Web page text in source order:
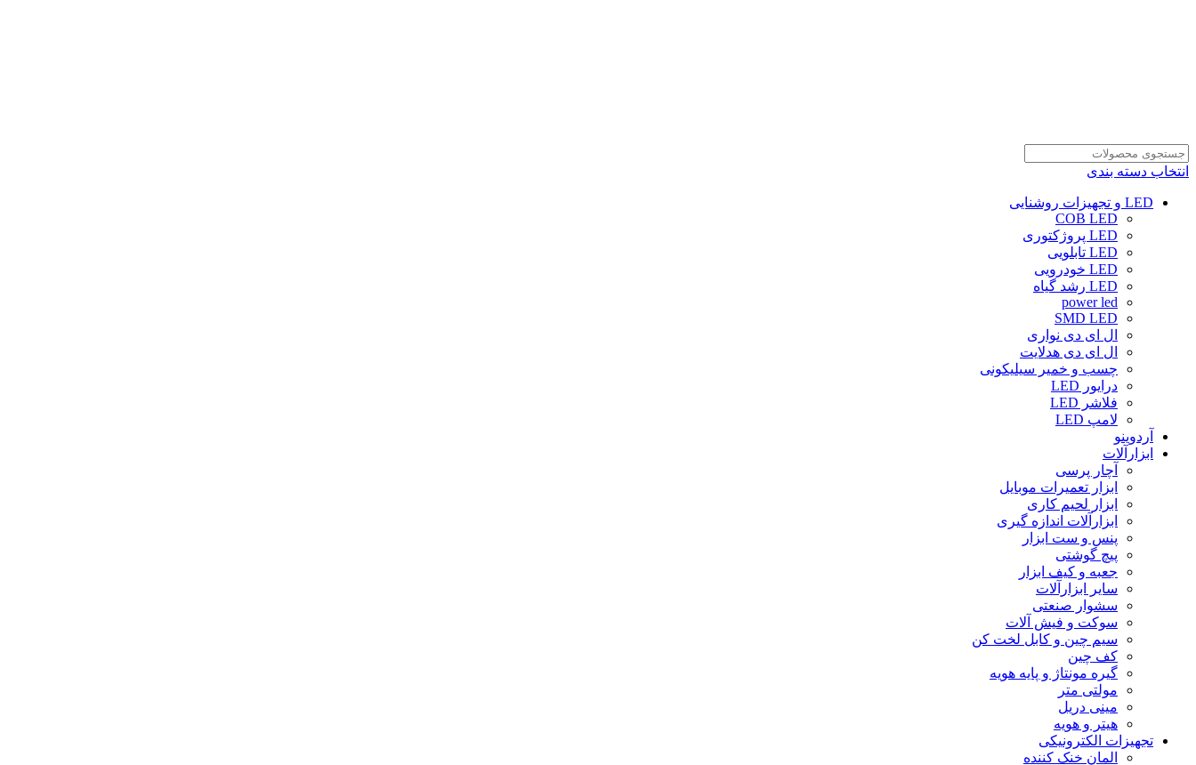
انتخاب دسته بندی
LED و تجهیزات روشنایی
COB LED
LED پروژکتوری
LED تابلویی
LED خودرویی
LED رشد گیاه
power led
SMD LED
ال ای دی نواری
ال ای دی هدلایت
چسب و خمیر سیلیکونی
درایور LED
فلاشر LED
لامپ LED
آردوینو
ابزارآلات
آچار پرسی
ابزار تعمیرات موبایل
ابزار لحیم کاری
ابزارآلات اندازه گیری
پنس و ست ابزار
پیچ گوشتی
جعبه و کیف ابزار
سایر ابزارآلات
سشوار صنعتی
سوکت و فیش آلات
سیم چین و کابل لخت کن
کف چین
گیره مونتاژ و پایه هویه
مولتی متر
مینی دریل
هیتر و هویه
تجهیزات الکترونیکی
المان خنک کننده